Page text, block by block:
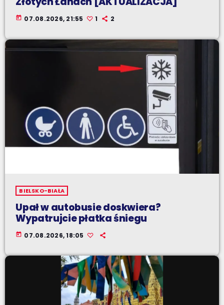
today 07.08.2026, 21:55 1 2
BIELSKO-BIAŁA
Upał w autobusie doskwiera?
Wypatrujcie płatka śniegu
today 07.08.2026, 18:05